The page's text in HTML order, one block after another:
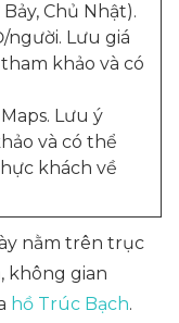
Chủ Nhật).
người. Lưu giá
khảo và có
Lưu ý
và có thể
khách về
nằm trên trục
không gian
hồ Trúc Bạch.